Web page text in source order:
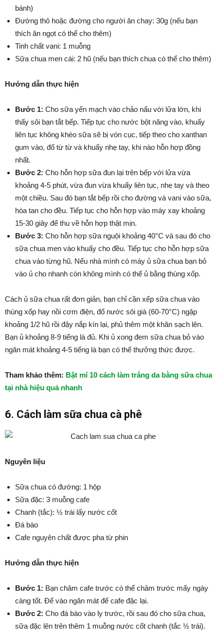
bánh)
Đường thô hoặc đường cho người ăn chay: 30g (nếu bạn
thích ăn ngọt có thể cho thêm)
Tinh chất vani: 1 muỗng
Sữa chua men cái: 2 hũ (nếu bạn thích chua có thể cho thêm)
Hướng dẫn thực hiện
Bước 1: Cho sữa yến mạch vào chảo nấu với lửa lớn, khi
thấy sôi bạn tắt bếp. Tiếp tục cho nước bột năng vào, khuấy
liên tục không khéo sữa sẽ bị vón cục, tiếp theo cho xanthan
gum vào, đổ từ từ và khuấy nhẹ tay, khi nào hỗn hợp đồng
nhất.
Bước 2: Cho hỗn hợp sữa đun lại trên bếp với lửa vừa
khoảng 4-5 phút, vừa đun vừa khuấy liên tục, nhẹ tay và theo
một chiều. Sau đó bạn tắt bếp rồi cho đường và vani vào sữa,
hòa tan cho đều. Tiếp tục cho hỗn hợp vào máy xay khoảng
15-30 giây để thu về hỗn hợp thật mịn.
Bước 3: Cho hỗn hợp sữa nguội khoảng 40°C và sau đó cho
sữa chua men vào khuấy cho đều. Tiếp tục cho hỗn hợp sữa
chua vào từng hũ. Nếu nhà mình có máy ủ sữa chua bạn bỏ
vào ủ cho nhanh còn không mình có thể ủ bằng thùng xốp.
Cách ủ sữa chua rất đơn giản, bạn chỉ cần xếp sữa chua vào
thùng xốp hay nồi cơm điện, đổ nước sôi già (60-70°C) ngập
khoảng 1/2 hũ rồi đậy nắp kín lại, phủ thêm một khăn sạch lên.
Bạn ủ khoảng 8-9 tiếng là đủ. Khi ủ xong đem sữa chua bỏ vào
ngăn mát khoảng 4-5 tiếng là bạn có thể thưởng thức được.
Tham khảo thêm: Bật mí 10 cách làm trắng da bằng sữa chua
tại nhà hiệu quả nhanh
6. Cách làm sữa chua cà phê
Nguyên liệu
Sữa chua có đường: 1 hộp
Sữa đặc: 3 muỗng cafe
Chanh (tắc): ½ trái lấy nước cốt
Đá bào
Cafe nguyên chất được pha từ phin
Hướng dẫn thực hiện
Bước 1: Bạn châm cafe trước có thể châm trước mấy ngày
càng tốt. Để vào ngăn mát để cafe đặc lại.
Bước 2: Cho đá bào vào ly trước, rồi sau đó cho sữa chua,
sữa đặc lên trên thêm 1 muỗng nước cốt chanh (tắc ½ trái).